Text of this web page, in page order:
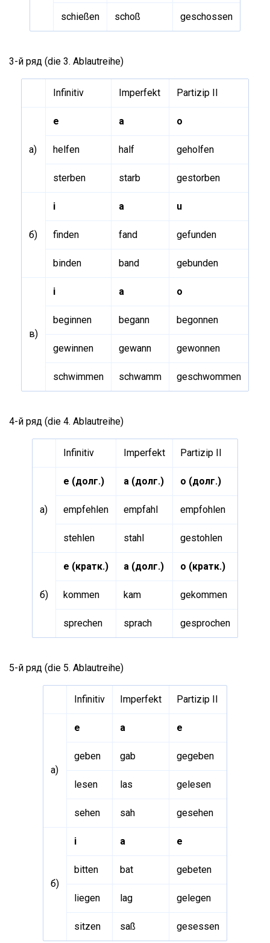
schießen schoß geschossen
3-й ряд (die 3. Ablautreihe)
Infinitiv Imperfekt Partizip II
a)
e a o
helfen half geholfen
sterben starb gestorben
б)
i a u
finden fand gefunden
binden band gebunden
в)
i a o
beginnen begann begonnen
gewinnen gewann gewonnen
schwimmen schwamm geschwommen
4-й ряд (die 4. Ablautreihe)
Infinitiv Imperfekt Partizip II
a)
е (долг.) а (долг.) о (долг.)
empfehlen empfahl empfohlen
stehlen stahl gestohlen
б)
е (кратк.) а (долг.) о (кратк.)
kommen kam gekommen
sprechen sprach gesprochen
5-й ряд (die 5. Ablautreihe)
Infinitiv Imperfekt Partizip II
a)
e a e
geben gab gegeben
lesen las gelesen
sehen sah gesehen
б)
i a e
bitten bat gebeten
liegen lag gelegen
sitzen saß gesessen